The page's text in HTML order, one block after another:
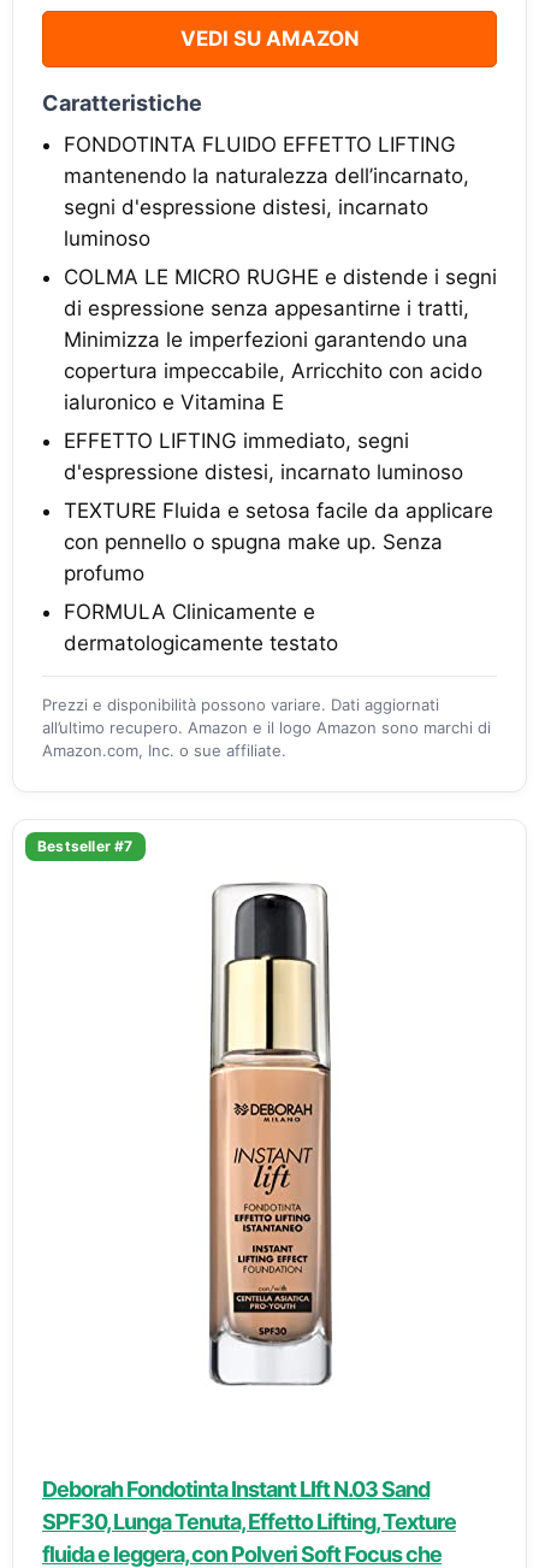
VEDI SU AMAZON
Caratteristiche
FONDOTINTA FLUIDO EFFETTO LIFTING
mantenendo la naturalezza dell’incarnato,
segni d'espressione distesi, incarnato
luminoso
COLMA LE MICRO RUGHE e distende i segni
di espressione senza appesantirne i tratti,
Minimizza le imperfezioni garantendo una
copertura impeccabile, Arricchito con acido
ialuronico e Vitamina E
EFFETTO LIFTING immediato, segni
d'espressione distesi, incarnato luminoso
TEXTURE Fluida e setosa facile da applicare
con pennello o spugna make up. Senza
profumo
FORMULA Clinicamente e
dermatologicamente testato
Prezzi e disponibilità possono variare. Dati aggiornati
all’ultimo recupero. Amazon e il logo Amazon sono marchi di
Amazon.com, Inc. o sue affiliate.
Bestseller #7
Deborah Fondotinta Instant LIft N.03 Sand
SPF30, Lunga Tenuta, Effetto Lifting, Texture
fluida e leggera, con Polveri Soft Focus che